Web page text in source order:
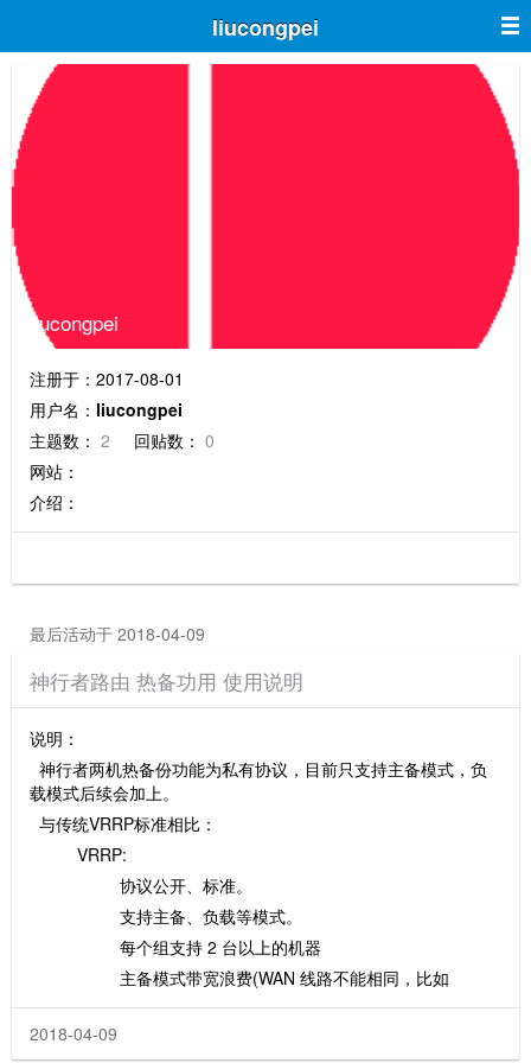
liucongpei
liucongpei
注册于：2017-08-01
用户名： liucongpei
主题数： 2 回贴数： 0
网站：
介绍：
最后活动于 2018-04-09
神行者路由 热备功用 使用说明
说明：
神行者两机热备份功能为私有协议，目前只支持主备模式，负
载模式后续会加上。
与传统VRRP标准相比：
VRRP:
协议公开、标准。
支持主备、负载等模式。
每个组支持 2 台以上的机器
主备模式带宽浪费(WAN 线路不能相同，比如
2018-04-09